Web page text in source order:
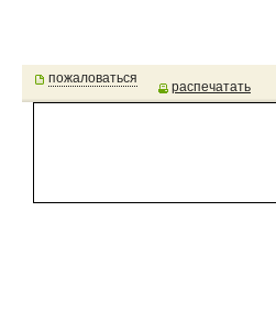
распечатать
пожаловаться